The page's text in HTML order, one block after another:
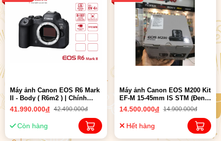
Máy ảnh Canon EOS R6 Mark
II - Body ( R6m2 ) | Chính
hãng LBM
41.990.000đ 42.490.000đ
Còn hàng
Máy ảnh Canon EOS M200 Kit
EF-M 15-45mm IS STM (Đen)
(Lê Bảo Minh)
14.500.000đ 14.900.000đ
Hết hàng